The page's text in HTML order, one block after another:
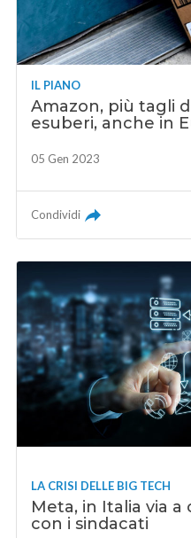
IL PIANO
Amazon, più tagli
esuberi, anche in
05 Gen 2023
Condividi
LA CRISI DELLE BIG TECH
Meta, in Italia via
con i sindacati